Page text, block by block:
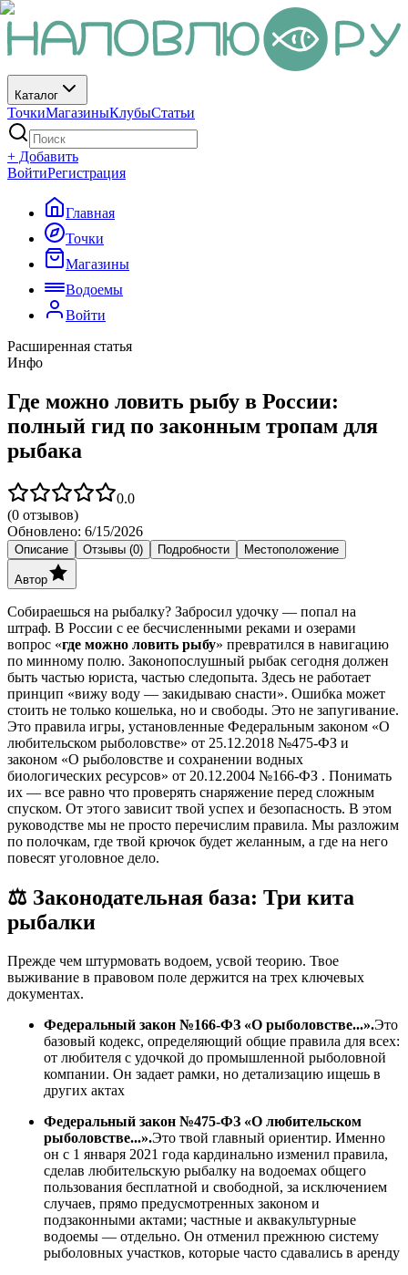
Каталог
ТочкиМагазиныКлубыСтатьи
+ Добавить
ВойтиРегистрация
Главная
Точки
Магазины
Водоемы
Войти
Расширенная статья
Инфо
Где можно ловить рыбу в России:
полный гид по законным тропам для
рыбака
0.0
(0 отзывов)
Обновлено: 6/15/2026
Описание Отзывы (0) Подробности Местоположение
Автор
Собираешься на рыбалку? Забросил удочку — попал на
штраф. В России с ее бесчисленными реками и озерами
вопрос «где можно ловить рыбу» превратился в навигацию
по минному полю. Законопослушный рыбак сегодня должен
быть частью юриста, частью следопыта. Здесь не работает
принцип «вижу воду — закидываю снасти». Ошибка может
стоить не только кошелька, но и свободы. Это не запугивание.
Это правила игры, установленные Федеральным законом «О
любительском рыболовстве» от 25.12.2018 №475-ФЗ и
законом «О рыболовстве и сохранении водных
биологических ресурсов» от 20.12.2004 №166-ФЗ . Понимать
их — все равно что проверять снаряжение перед сложным
спуском. От этого зависит твой успех и безопасность. В этом
руководстве мы не просто перечислим правила. Мы разложим
по полочкам, где твой крючок будет желанным, а где на него
повесят уголовное дело.
⚖️ Законодательная база: Три кита
рыбалки
Прежде чем штурмовать водоем, усвой теорию. Твое
выживание в правовом поле держится на трех ключевых
документах.
Федеральный закон №166-ФЗ «О рыболовстве...».Это
базовый кодекс, определяющий общие правила для всех:
от любителя с удочкой до промышленной рыболовной
компании. Он задает рамки, но детализацию ищешь в
других актах
Федеральный закон №475-ФЗ «О любительском
рыболовстве...».Это твой главный ориентир. Именно
он с 1 января 2021 года кардинально изменил правила,
сделав любительскую рыбалку на водоемах общего
пользования бесплатной и свободной, за исключением
случаев, прямо предусмотренных законом и
подзаконными актами; частные и аквакультурные
водоемы — отдельно. Он отменил прежнюю систему
рыболовных участков, которые часто сдавались в аренду